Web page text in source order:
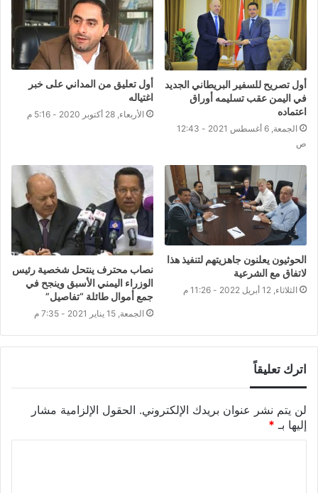
أول تصريح للسفير البريطاني الجديد
في اليمن عقب تسليمه أوراق
اعتماده
الجمعة, 6 أغسطس 2021 - 12:43
ص
أول تعليق من المداني على خبر
اغتياله
الأربعاء, 28 أكتوبر 2020 - 5:16 م
الحوثيون يعلنون جاهزيتهم لتنفيذ هذا
لاتفاق مع الشرعية
الثلاثاء, 12 أبريل 2022 - 11:26 م
نصاب محترف ينتحل شخصية رئيس
الوزراء اليمني الأسبق وينجح في
جمع أموال طائلة “تفاصيل”
الجمعة, 15 يناير 2021 - 7:35 م
اترك تعليقاً
لن يتم نشر عنوان بريدك الإلكتروني. الحقول الإلزامية مشار
إليها بـ *